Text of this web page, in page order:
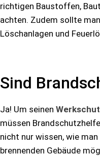
richtigen Baustoffen,
achten. Zudem sollte
Löschanlagen und
Sind
Ja! Um seinen
müssen
nicht nur wissen, wie
brennenden Gebäude